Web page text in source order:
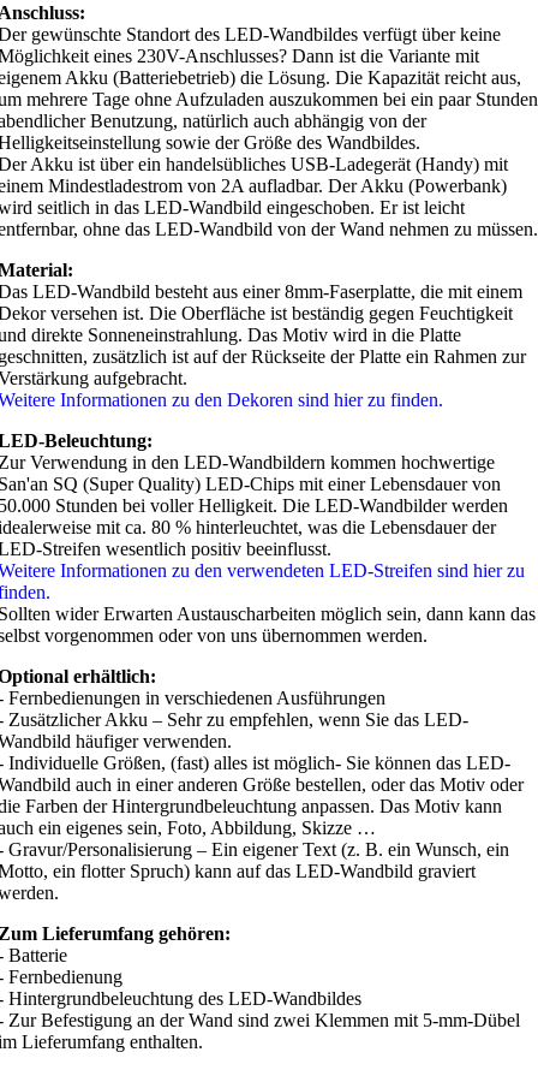
gewünschte Standort des LED-Wandbildes verfügt über keine
eines 230V-Anschlusses? Dann ist die Variante mit
Akku (Batteriebetrieb) die Lösung. Die Kapazität reicht aus,
mehrere Tage ohne Aufzuladen auszukommen bei ein paar Stunden
Benutzung, natürlich auch abhängig von der
sowie der Größe des Wandbildes.
Akku ist über ein handelsübliches USB-Ladegerät (Handy) mit
Mindestladestrom von 2A aufladbar. Der Akku (Powerbank)
seitlich in das LED-Wandbild eingeschoben. Er ist leicht
ohne das LED-Wandbild von der Wand nehmen zu müssen.
LED-Wandbild besteht aus einer 8mm-Faserplatte, die mit einem
versehen ist. Die Oberfläche ist beständig gegen Feuchtigkeit
direkte Sonneneinstrahlung. Das Motiv wird in die Platte
zusätzlich ist auf der Rückseite der Platte ein Rahmen zur
aufgebracht.
Informationen zu den Dekoren sind hier zu finden.
Beleuchtung:
Verwendung in den LED-Wandbildern kommen hochwertige
SQ (Super Quality) LED-Chips mit einer Lebensdauer von
Stunden bei voller Helligkeit. Die LED-Wandbilder werden
mit ca. 80 % hinterleuchtet, was die Lebensdauer der
Streifen wesentlich positiv beeinflusst.
Informationen zu den verwendeten LED-Streifen sind hier zu
wider Erwarten Austauscharbeiten möglich sein, dann kann das
vorgenommen oder von uns übernommen werden.
erhältlich:
Fernbedienungen in verschiedenen Ausführungen
Zusätzlicher Akku – Sehr zu empfehlen, wenn Sie das LED-
häufiger verwenden.
Individuelle Größen, (fast) alles ist möglich- Sie können das LED-
auch in einer anderen Größe bestellen, oder das Motiv oder
Farben der Hintergrundbeleuchtung anpassen. Das Motiv kann
ein eigenes sein, Foto, Abbildung, Skizze …
Gravur/Personalisierung – Ein eigener Text (z. B. ein Wunsch, ein
ein flotter Spruch) kann auf das LED-Wandbild graviert
Lieferumfang gehören:
Batterie
Fernbedienung
Hintergrundbeleuchtung des LED-Wandbildes
Zur Befestigung an der Wand sind zwei Klemmen mit 5-mm-Dübel
Lieferumfang enthalten.